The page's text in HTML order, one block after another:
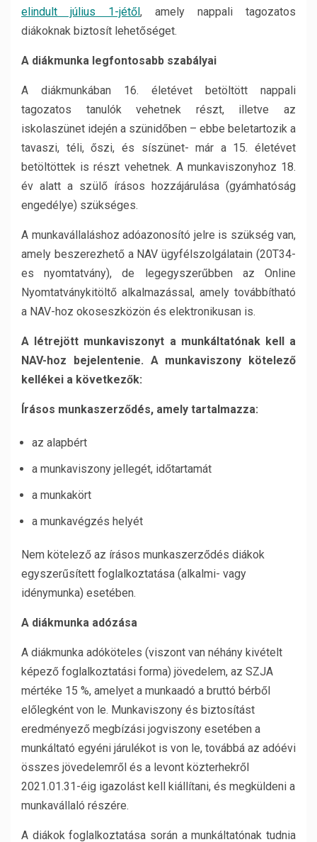
elindult július 1-jétől, amely nappali tagozatos
diákoknak biztosít lehetőséget.
A diákmunka legfontosabb szabályai
A diákmunkában 16. életévet betöltött nappali
tagozatos tanulók vehetnek részt, illetve az
iskolaszünet idején a szünidőben – ebbe beletartozik a
tavaszi, téli, őszi, és síszünet- már a 15. életévet
betöltöttek is részt vehetnek. A munkaviszonyhoz 18.
év alatt a szülő írásos hozzájárulása (gyámhatóság
engedélye) szükséges.
A munkavállaláshoz adóazonosító jelre is szükség van,
amely beszerezhető a NAV ügyfélszolgálatain (20T34-
es nyomtatvány), de legegyszerűbben az Online
Nyomtatványkitöltő alkalmazással, amely továbbítható
a NAV-hoz okoseszközön és elektronikusan is.
A létrejött munkaviszonyt a munkáltatónak kell a
NAV-hoz bejelentenie. A munkaviszony kötelező
kellékei a következők:
Írásos munkaszerződés, amely tartalmazza:
az alapbért
a munkaviszony jellegét, időtartamát
a munkakört
a munkavégzés helyét
Nem kötelező az írásos munkaszerződés diákok
egyszerűsített foglalkoztatása (alkalmi- vagy
idénymunka) esetében.
A diákmunka adózása
A diákmunka adóköteles (viszont van néhány kivételt
képező foglalkoztatási forma) jövedelem, az SZJA
mértéke 15 %, amelyet a munkaadó a bruttó bérből
előlegként von le. Munkaviszony és biztosítást
eredményező megbízási jogviszony esetében a
munkáltató egyéni járulékot is von le, továbbá az adóévi
összes jövedelemről és a levont közterhekről
2021.01.31-éig igazolást kell kiállítani, és megküldeni a
munkavállaló részére.
A diákok foglalkoztatása során a munkáltatónak tudnia